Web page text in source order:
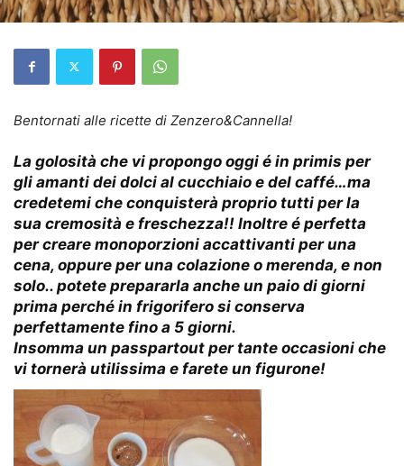
Bentornati alle ricette di Zenzero&Cannella!
La golosità che vi propongo oggi é in primis per
gli amanti dei dolci al cucchiaio e del caffé…ma
credetemi che conquisterà proprio tutti per la
sua cremosità e freschezza!! Inoltre é perfetta
per creare monoporzioni accattivanti per una
cena, oppure per una colazione o merenda, e non
solo.. potete prepararla anche un paio di giorni
prima perché in frigorifero si conserva
perfettamente fino a 5 giorni.
Insomma un passpartout per tante occasioni che
vi tornerà utilissima e farete un figurone!